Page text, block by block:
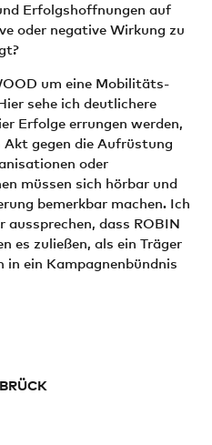
Erfolgshoffnungen auf
oder negative Wirkung zu
um eine Mobilitäts-
sehe ich deutlichere
Erfolge errungen werden,
Akt gegen die Aufrüstung
oder
müssen sich hörbar und
bemerkbar machen. Ich
dass ROBIN
es zuließen, als ein Träger
in ein Kampagnenbündnis